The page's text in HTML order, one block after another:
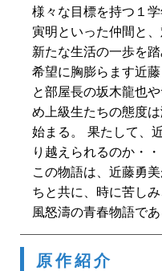
様々な目標を持つ１
寅明といった仲間と
新たな生活の一歩を踏
希望に胸膨らます近
と部屋長の坂木龍也
め上級生たちの態度
始まる。 果たして、
り越えられるのか・・
この物語は、近藤勇
ちと共に、時に苦し
風怒濤の青春物語であ
原作紹介